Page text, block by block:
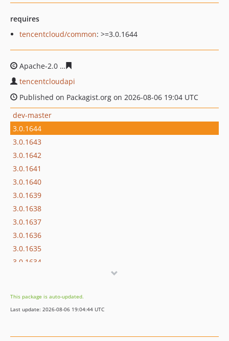
requires
tencentcloud/common: >=3.0.1644
Apache-2.0
tencentcloudapi
Published on Packagist.org on 2026-08-06 19:04 UTC
dev-master
3.0.1644
3.0.1643
3.0.1642
3.0.1641
3.0.1640
3.0.1639
3.0.1638
3.0.1637
3.0.1636
3.0.1635
3.0.1634
3.0.1612
3.0.1605
This package is auto-updated.
Last update: 2026-08-06 19:04:44 UTC